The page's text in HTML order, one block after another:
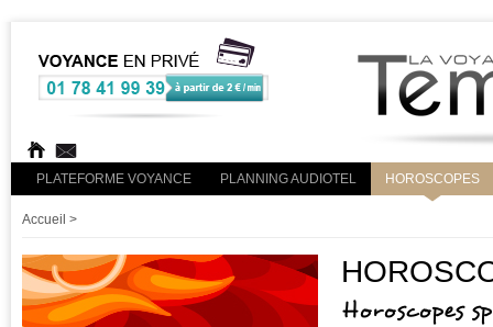
PLATEFORME VOYANCE PLANNING AUDIOTEL HOROSCOPES
Accueil >
Horoscopes